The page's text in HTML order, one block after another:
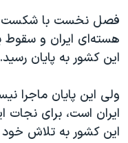
فصل نخست با شکست
هسته‌ای ایران و سقوط
این کشور به پایان رسید.
ولی این پایان ماجرا
ایران است، برای نجات
این کشور به تلاش